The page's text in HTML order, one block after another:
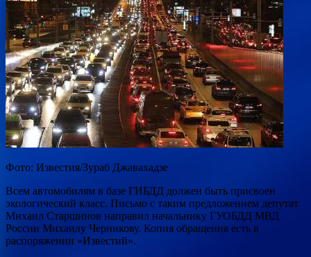
Фото: Известия/Зураб Джавахадзе
Всем автомобилям в базе ГИБДД должен быть присвоен
экологический класс. Письмо с таким предложением депутат
Михаил Старшинов направил начальнику ГУОБДД МВД
России Михаилу Черникову. Копия обращения есть в
распоряжении «Известий».